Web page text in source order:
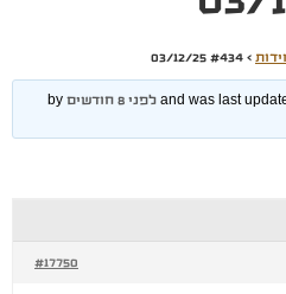
›
#434 03/12/25
לפני 8 חודשים
by
#17750